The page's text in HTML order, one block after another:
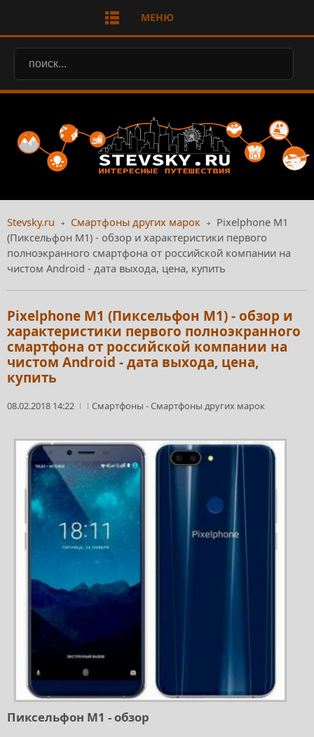
МЕНЮ
Stevsky.ru Смартфоны других марок
Pixelphone M1
(Пиксельфон М1) - обзор и характеристики первого
полноэкранного смартфона от российской компании на
чистом Android - дата выхода, цена, купить
Pixelphone M1 (Пиксельфон М1) - обзор и
характеристики первого полноэкранного
смартфона от российской компании на
чистом Android - дата выхода, цена,
купить
08.02.2018 14:22 Смартфоны -Смартфоны других марок
Пиксельфон М1 - обзор